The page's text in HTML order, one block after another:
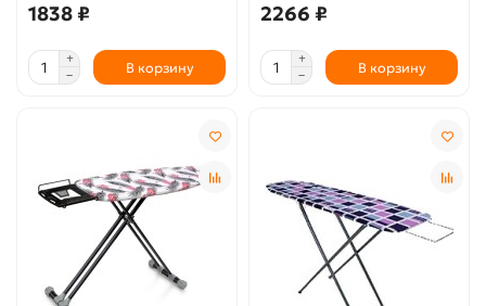
1838 ₽
В корзину
2266 ₽
В корзину